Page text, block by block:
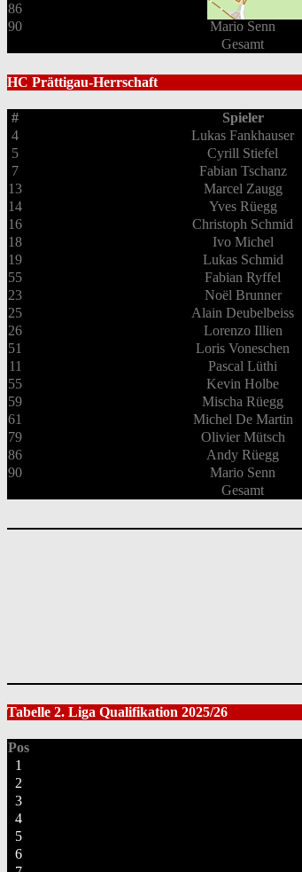
86
Andy Rüegg
90
Mario Senn
Gesamt
HC Prättigau-Herrschaft
# Spieler
4
Lukas Fankhauser
5
Cyrill Stiefel
7
Fabian Tschanz
13
Marcel Zaugg
14
Yves Rüegg
16
Christoph Schmid
18
Ivo Michel
19
Lukas Schmid
55
Fabian Ryffel
23
Noël Brunner
25
Alain Deubelbeiss
26
Lorenzo Illien
51
Loris Voneschen
11
Pascal Lüthi
55
Kevin Holbe
59
Mischa Rüegg
61
Michel De Martin
79
Olivier Mütsch
86
Andy Rüegg
90
Mario Senn
Gesamt
Tabelle 2. Liga Qualifikation 2025/26
Pos
1
2
3
4
5
6